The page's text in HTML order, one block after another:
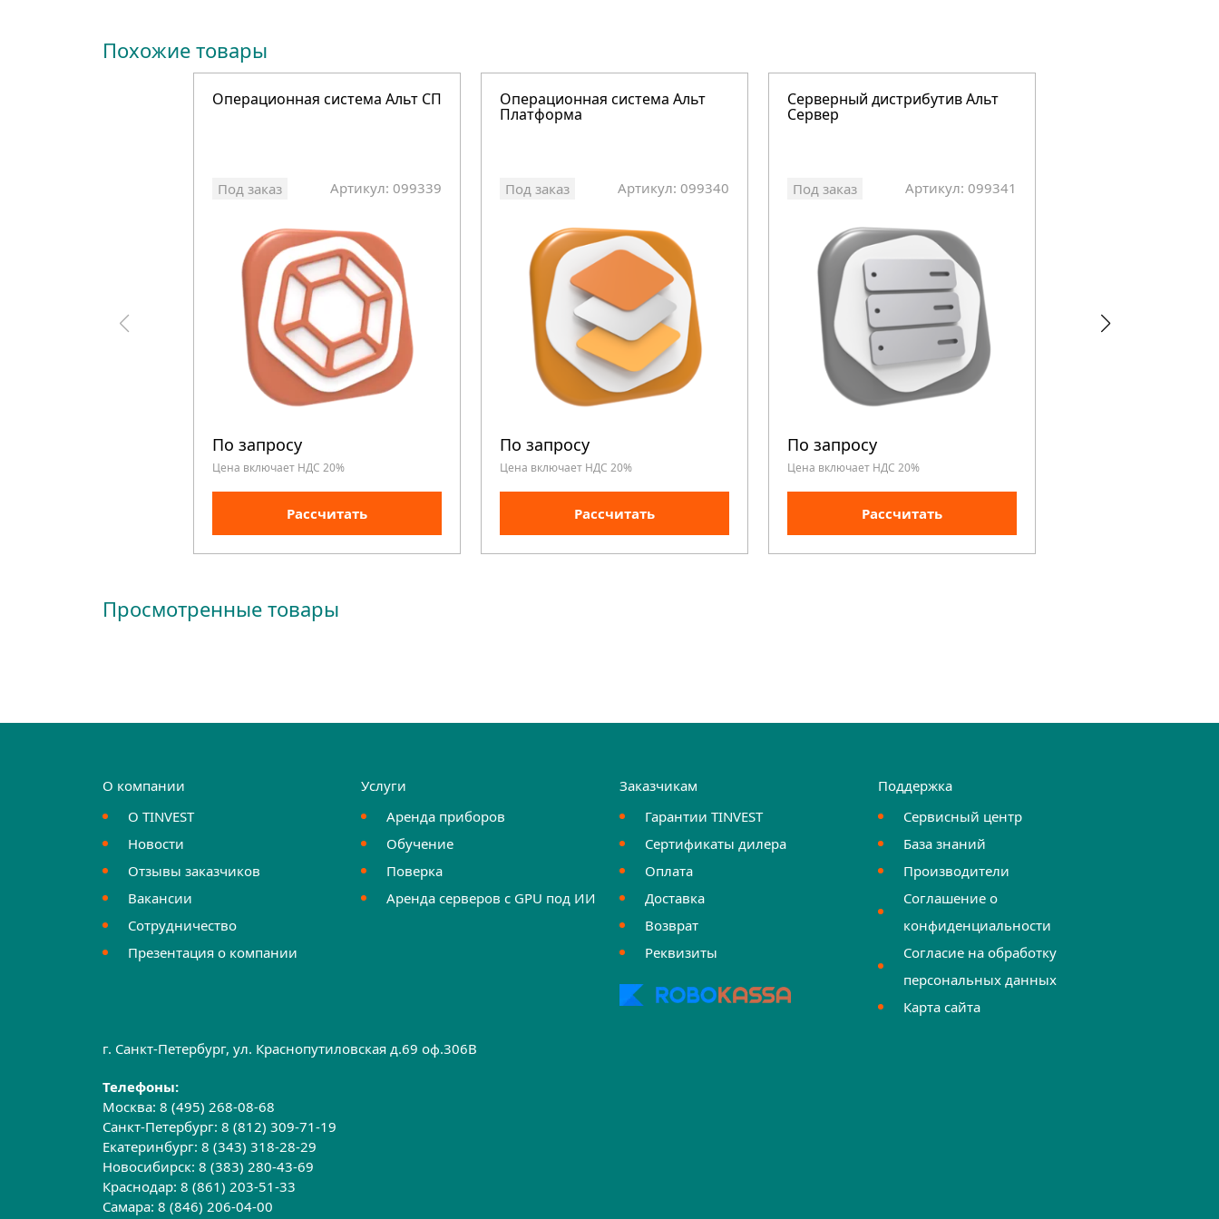
Похожие товары
Операционная система Альт СП
Под заказ Артикул: 099339
По запросу
Цена включает НДС 20%
Рассчитать
Операционная система Альт
Платформа
Под заказ Артикул: 099340
По запросу
Цена включает НДС 20%
Рассчитать
Серверный дистрибутив Альт
Сервер
Под заказ Артикул: 099341
По запросу
Цена включает НДС 20%
Рассчитать
Просмотренные товары
О компании
О TINVEST
Новости
Отзывы заказчиков
Вакансии
Сотрудничество
Презентация о компании
Услуги
Аренда приборов
Обучение
Поверка
Аренда серверов с GPU под ИИ
Заказчикам
Гарантии TINVEST
Сертификаты дилера
Оплата
Доставка
Возврат
Реквизиты
Поддержка
Сервисный центр
База знаний
Производители
Соглашение о
конфиденциальности
Согласие на обработку
персональных данных
Карта сайта
г. Санкт-Петербург, ул. Краснопутиловская д.69 оф.306B
Телефоны:
Москва:8 (495) 268-08-68
Санкт-Петербург:8 (812) 309-71-19
Екатеринбург:8 (343) 318-28-29
Новосибирск:8 (383) 280-43-69
Краснодар:8 (861) 203-51-33
Самара:8 (846) 206-04-00